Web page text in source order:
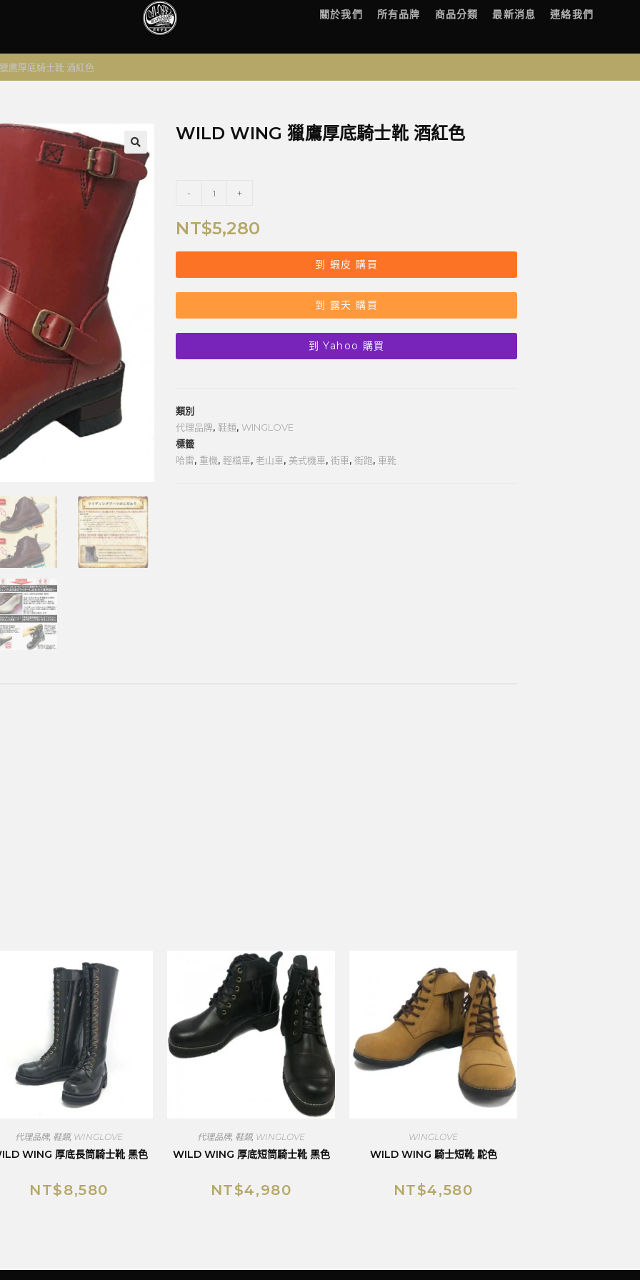
關於我們 所有品牌 商品分類 最新消息 連絡我們
鷹厚底騎士靴 酒紅色
🔍
WILD WING 獵鷹厚底騎士靴 酒紅色
- +
NT$5,280
到 蝦皮 購買
到 露天 購買
到 Yahoo 購買
類別
代理品牌,鞋類,WINGLOVE
標籤
哈雷, 重機, 輕檔車, 老山車, 美式機車,街車,街跑, 車靴
代理品牌, 鞋類, WINGLOVE
WING 厚底長筒騎士靴 黑色
NT$8,580
代理品牌, 鞋類, WINGLOVE
WILD WING 厚底短筒騎士靴 黑色
NT$4,980
WINGLOVE
WILD WING 騎士短靴 駝色
NT$4,580